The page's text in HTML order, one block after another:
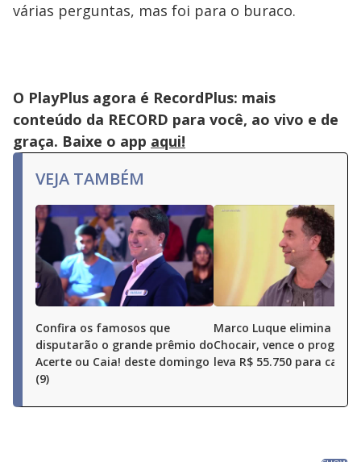
várias perguntas, mas foi para o buraco.
O PlayPlus agora é RecordPlus: mais
conteúdo da RECORD para você, ao vivo e de
graça. Baixe o app aqui!
VEJA TAMBÉM
Confira os famosos que
disputarão o grande prêmio do
Acerte ou Caia! deste domingo
(9)
Marco Luque elimina
Chocair, vence o
leva R$ 55.750 para casa